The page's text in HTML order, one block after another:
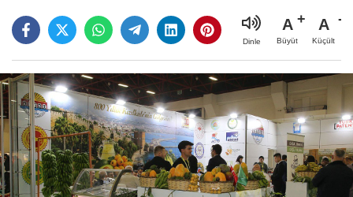
Dinle
A
Büyüt
A
Küçült